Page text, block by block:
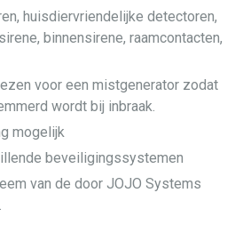
huisdiervriendelijke detectoren,
binnensirene, raamcontacten,
voor een mistgenerator zodat
wordt bij inbraak.
mogelijk
beveiligingssystemen
van de door JOJO Systems